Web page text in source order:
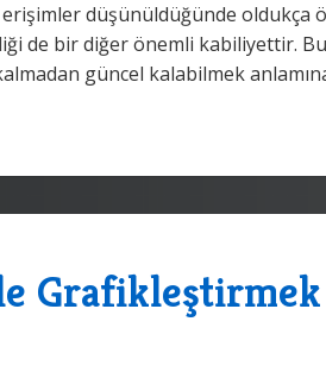
düşünüldüğünde oldukça
de bir diğer önemli kabiliyettir.
güncel kalabilmek
Grafikleştirmek